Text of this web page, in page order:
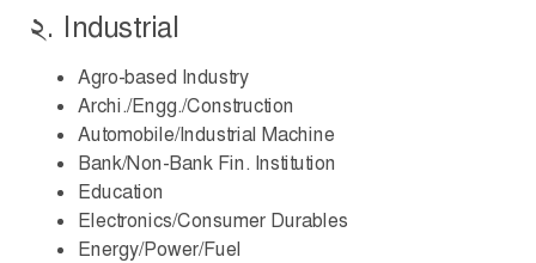
২. Industrial
Agro-based Industry
Archi./Engg./Construction
Automobile/Industrial Machine
Bank/Non-Bank Fin. Institution
Education
Electronics/Consumer Durables
Energy/Power/Fuel